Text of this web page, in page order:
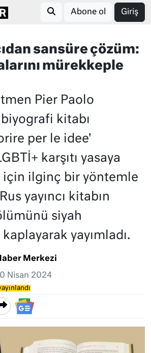
Abone ol Giriş
sansüre çözüm:
mürekkeple
Pier Paolo
kitabı
per le idee'
karşıtı yasaya
için ilginç bir yöntemle
yayıncı kitabın
siyah
yayımladı.
Merkezi
Nisan 2024